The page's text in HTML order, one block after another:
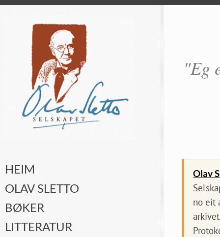
"Eg
Olav
no eit
HEIM
OLAV SLETTO
BØKER
LITTERATUR